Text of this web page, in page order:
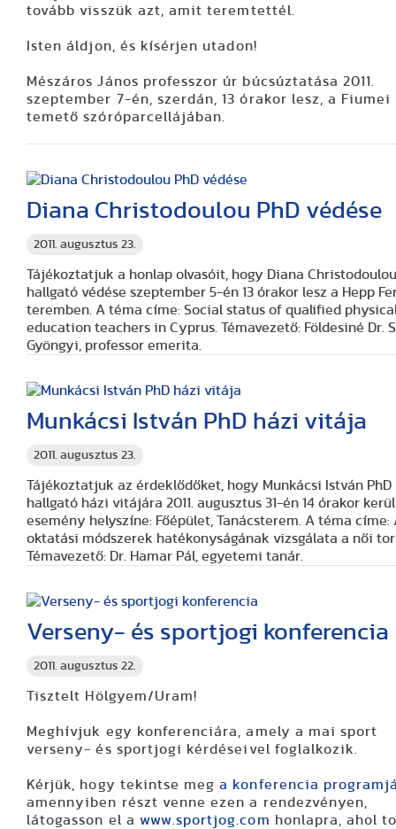
tovább visszük azt, amit teremtettél.
Isten áldjon, és kísérjen utadon!
Mészáros János professzor úr búcsúztatása 2011.
szeptember 7-én, szerdán, 13 órakor lesz, a
temető szóróparcellájában.
2011. augusztus 23.
Diana Christodoulou PhD védése
Tájékoztatjuk a honlap olvasóit, hogy Diana
hallgató védése szeptember 5-én 13 órakor lesz a Hepp
teremben. A téma címe: Social status of qualified
education teachers in Cyprus. Témavezető: Földesiné Dr.
Gyöngyi, professor emerita.
2011. augusztus 23.
Munkácsi István PhD házi vitája
Tájékoztatjuk az érdeklődőket, hogy Munkácsi István PhD
hallgató házi vitájára 2011. augusztus 31-én 14 órakor
esemény helyszíne: Főépület, Tanácsterem. A téma címe:
oktatási módszerek hatékonyságának vizsgálata a női
Témavezető: Dr. Hamar Pál, egyetemi tanár.
2011. augusztus 22.
Verseny- és sportjogi konferencia
Tisztelt Hölgyem/Uram!
Meghívjuk egy konferenciára, amely a mai sport
verseny- és sportjogi kérdéseivel foglalkozik.
Kérjük, hogy tekintse mega konferencia
amennyiben részt venne ezen a rendezvényen,
látogasson el a www.sportjog.com honlapra, ahol